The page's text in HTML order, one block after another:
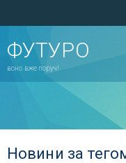
ФУТУРО
воно вже поруч!
Новини за